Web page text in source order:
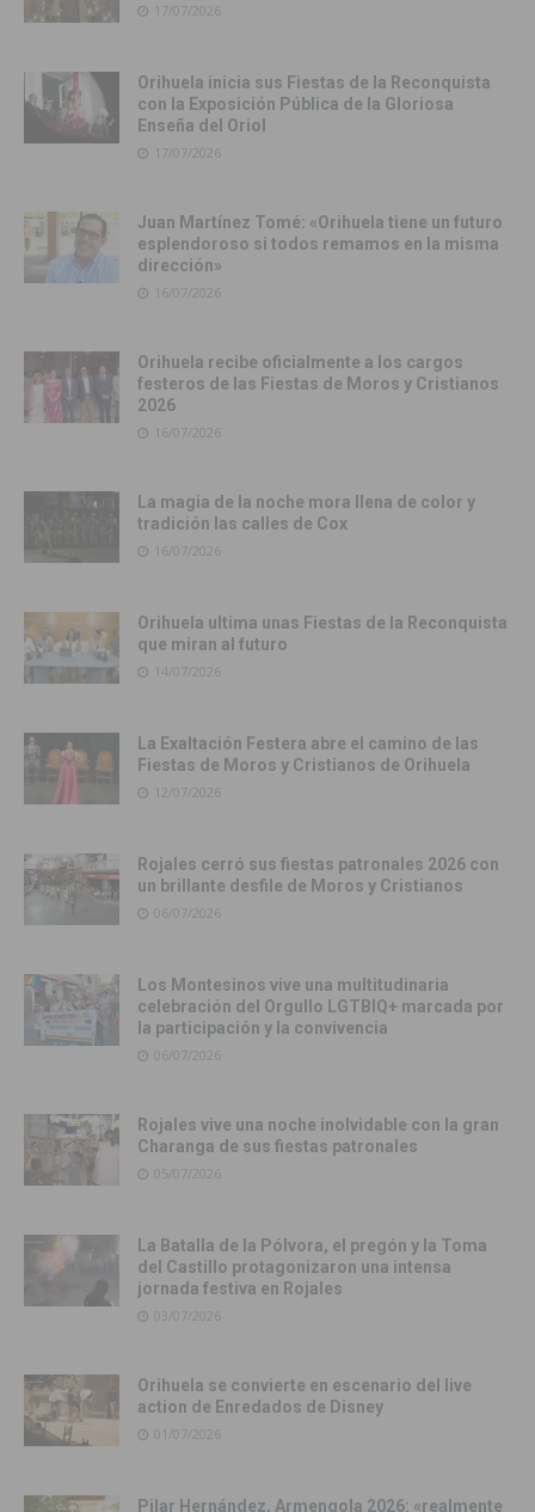
17/07/2026
Orihuela inicia sus Fiestas de la Reconquista
con la Exposición Pública de la Gloriosa
Enseña del Oriol
17/07/2026
Juan Martínez Tomé: «Orihuela tiene un futuro
esplendoroso si todos remamos en la misma
dirección»
16/07/2026
Orihuela recibe oficialmente a los cargos
festeros de las Fiestas de Moros y Cristianos
2026
16/07/2026
La magia de la noche mora llena de color y
tradición las calles de Cox
16/07/2026
Orihuela ultima unas Fiestas de la Reconquista
que miran al futuro
14/07/2026
La Exaltación Festera abre el camino de las
Fiestas de Moros y Cristianos de Orihuela
12/07/2026
Rojales cerró sus fiestas patronales 2026 con
un brillante desfile de Moros y Cristianos
06/07/2026
Los Montesinos vive una multitudinaria
celebración del Orgullo LGTBIQ+ marcada por
la participación y la convivencia
06/07/2026
Rojales vive una noche inolvidable con la gran
Charanga de sus fiestas patronales
05/07/2026
La Batalla de la Pólvora, el pregón y la Toma
del Castillo protagonizaron una intensa
jornada festiva en Rojales
03/07/2026
Orihuela se convierte en escenario del live
action de Enredados de Disney
01/07/2026
Pilar Hernández, Armengola 2026: «realmente